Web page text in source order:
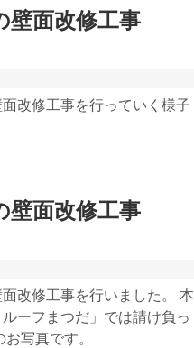
壁面改修工事
改修工事を行っていく様子
壁面改修工事
改修工事を行いました。 本
ーフまつだ」では請け負っ
写真です。